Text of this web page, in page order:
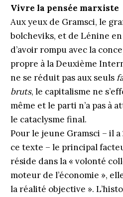
Vivre la pensée marxiste
Aux yeux de Gramsci, le
bolcheviks, et de Lénine
d’avoir rompu avec la
propre à la Deuxième
ne se réduit pas aux seuls
bruts, le capitalisme ne
même et le parti n’a pas à
le cataclysme final.
Pour le jeune Gramsci – il
ce texte – le principal
réside dans la « volonté
moteur de l’économie »,
la réalité objective ».